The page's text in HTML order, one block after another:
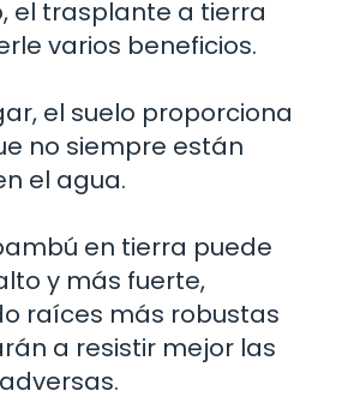
el trasplante a tierra
varios beneficios.
el suelo proporciona
no siempre están
el agua.
en tierra puede
y más fuerte,
raíces más robustas
a resistir mejor las